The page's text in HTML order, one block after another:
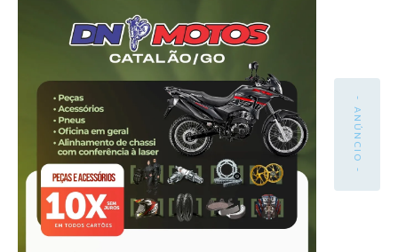
- ANÚNCIO -